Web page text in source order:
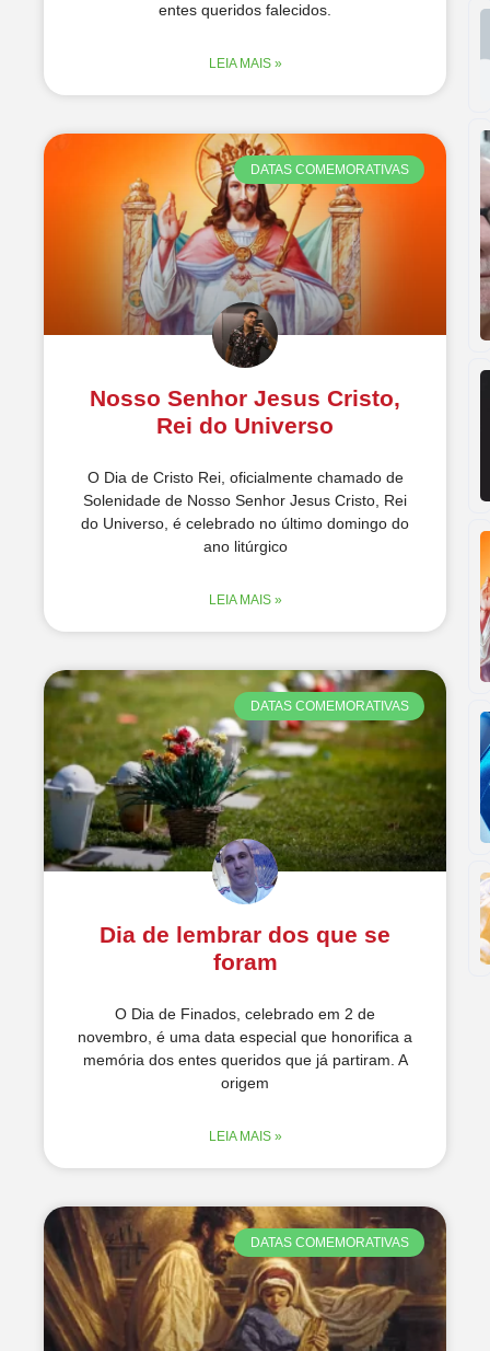
entes queridos falecidos.
LEIA MAIS »
DATAS COMEMORATIVAS
Nosso Senhor Jesus Cristo,
Rei do Universo
O Dia de Cristo Rei, oficialmente chamado de
Solenidade de Nosso Senhor Jesus Cristo, Rei
do Universo, é celebrado no último domingo do
ano litúrgico
LEIA MAIS »
DATAS COMEMORATIVAS
Dia de lembrar dos que se
foram
O Dia de Finados, celebrado em 2 de
novembro, é uma data especial que honorifica a
memória dos entes queridos que já partiram. A
origem
LEIA MAIS »
DATAS COMEMORATIVAS